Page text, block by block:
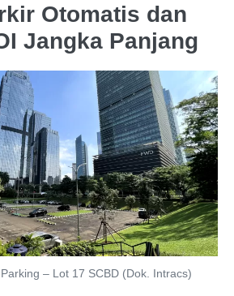
Otomatis dan
Jangka Panjang
– Lot 17 SCBD (Dok. Intracs)